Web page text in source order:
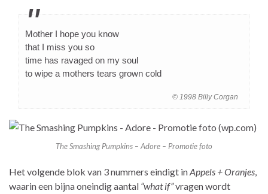
Mother I hope you know
that I miss you so
time has ravaged on my soul
to wipe a mothers tears grown cold
© 1998 Billy Corgan
The Smashing Pumpkins – Adore – Promotie foto
Het volgende blok van 3 nummers eindigt inAppels + Oranjes,
waarin een bijna oneindig aantal “what if”vragen wordt